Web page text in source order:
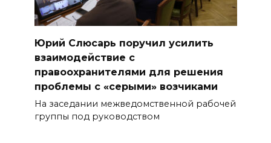
Юрий Слюсарь поручил усилить
взаимодействие с
правоохранителями для решения
проблемы с «серыми» возчиками
На заседании межведомственной рабочей
группы под руководством